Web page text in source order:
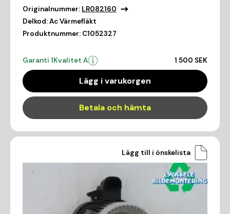
Originalnummer: LR082160
Delkod:Ac Värmefläkt
Produktnummer: C1052327
Garanti 1Kvalitet A 1 500 SEK
Lägg i varukorgen
Betala och hämta
Lägg till i önskelista